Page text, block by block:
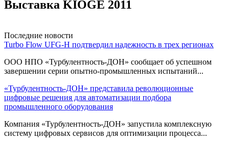
Выставка KIOGE 2011
Последние новости
Turbo Flow UFG-H подтвердил надежность в трех регионах
ООО НПО «Турбулентность-ДОН» сообщает об успешном
завершении серии опытно-промышленных испытаний...
«Турбулентность-ДОН» представила революционные
цифровые решения для автоматизации подбора
промышленного оборудования
Компания «Турбулентность-ДОН» запустила комплексную
систему цифровых сервисов для оптимизации процесса...